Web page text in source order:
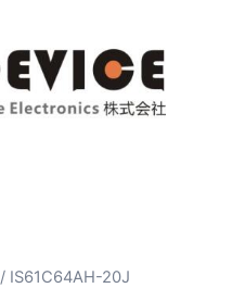
/ IS61C64AH-20J